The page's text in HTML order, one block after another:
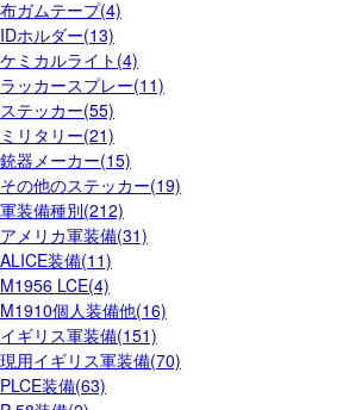
布ガムテープ(4)
IDホルダー(13)
ケミカルライト(4)
ラッカースプレー(11)
ステッカー(55)
ミリタリー(21)
銃器メーカー(15)
その他のステッカー(19)
軍装備種別(212)
アメリカ軍装備(31)
ALICE装備(11)
M1956 LCE(4)
M1910個人装備他(16)
イギリス軍装備(151)
現用イギリス軍装備(70)
PLCE装備(63)